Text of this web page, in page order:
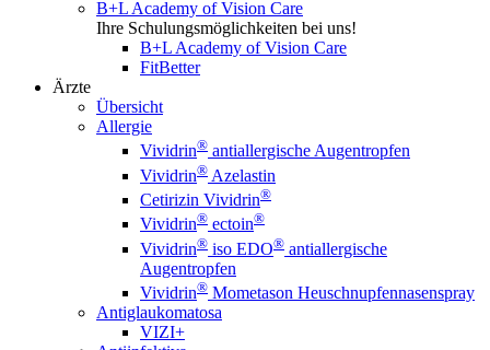
B+L Academy of Vision Care
Ihre Schulungsmöglichkeiten bei uns!
B+L Academy of Vision Care
FitBetter
Ärzte
Übersicht
Allergie
Vividrin® antiallergische Augentropfen
Vividrin® Azelastin
Cetirizin Vividrin®
Vividrin® ectoin®
Vividrin® iso EDO® antiallergische
Augentropfen
Vividrin® Mometason Heuschnupfennasenspray
Antiglaukomatosa
VIZI+